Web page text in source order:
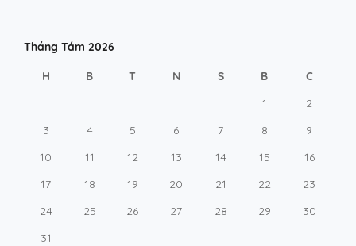
Tháng Tám 2026
H B T N S B C
1
2
3
4 5 6 7 8
9
10
11 12 13 14 15
16
17
18 19 20 21 22
23
24
25 26 27 28 29
30
31